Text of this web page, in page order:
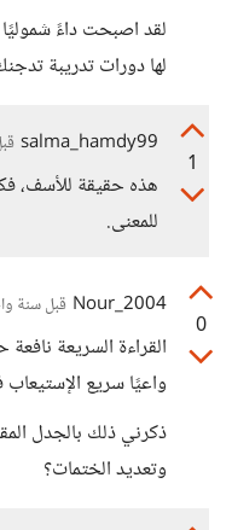
لقد اصبحت داءً
لها دورات تدريبة
1
salma_hamdy99
هذه حقيقة للأسف،
للمعنى.
0
Nour_2004 قبل سنة
القراءة السريعة
واعيًا سريع الإستيعاب
ذكرني ذلك بالجدل
وتعديد الختمات؟